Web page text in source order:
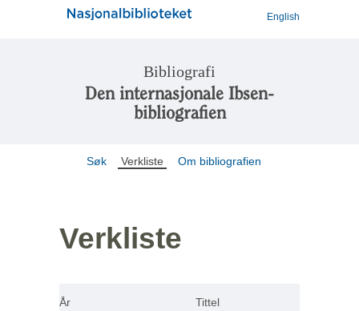
English
Bibliografi
Den internasjonale Ibsen-
bibliografien
Søk Verkliste Om bibliografien
Verkliste
År Tittel